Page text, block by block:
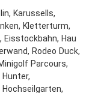
Karussells,
Kletterturm,
Eisstockbahn, Hau
Rodeo Duck,
Parcours,